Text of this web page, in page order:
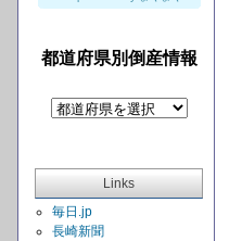
都道府県別倒産情報
Links
毎日.jp
長崎新聞